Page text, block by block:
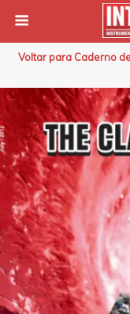
Voltar para Caderno